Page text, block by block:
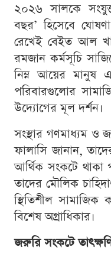
২০২৬ সালকে
বছর’ হিসেবে
রেখেই বেইত আল
রমজান কর্মসূচি
নিম্ন আয়ের মানুষ
পরিবারগুলোর
উদ্যোগের মূল দর্শন।
সংস্থার গণমাধ্যম
ফালাসি জানান,
আর্থিক সংকটে থাকা
তাদের মৌলিক
স্থিতিশীল
বিশেষ অগ্রাধিকার।
জরুরি সংকটে